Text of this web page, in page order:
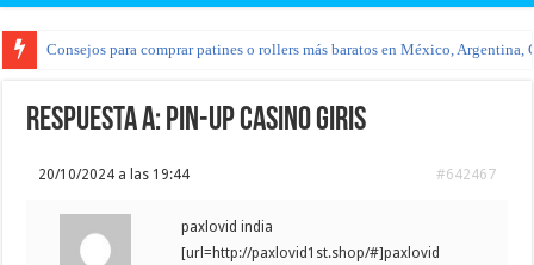
Consejos para comprar patines o rollers más baratos en México, Argentina,
Respuesta a: pin-up casino giris
20/10/2024 a las 19:44 #642467
paxlovid india
[url=http://paxlovid1st.shop/#]paxlovid